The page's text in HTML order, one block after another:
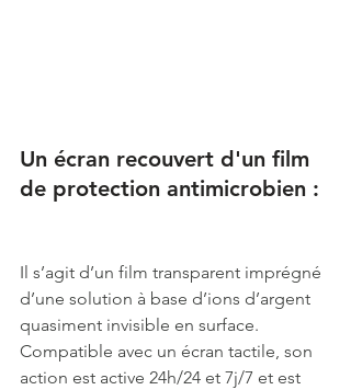
Un écran recouvert d'un film
de protection antimicrobien :
Il s’agit d’un film transparent imprégné
d’une solution à base d’ions d’argent
quasiment invisible en surface.
Compatible avec un écran tactile, son
action est active 24h/24 et 7j/7 et est